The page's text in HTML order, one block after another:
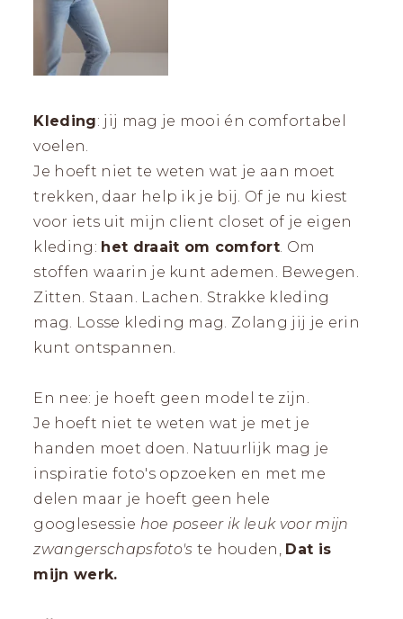
Kleding: jij mag je mooi én comfortabel
voelen.
Je hoeft niet te weten wat je aan moet
trekken, daar help ik je bij. Of je nu kiest
voor iets uit mijn client closet of je eigen
kleding: het draait om comfort. Om
stoffen waarin je kunt ademen. Bewegen.
Zitten. Staan. Lachen. Strakke kleding
mag. Losse kleding mag. Zolang jij je erin
kunt ontspannen.
En nee: je hoeft geen model te zijn.
Je hoeft niet te weten wat je met je
handen moet doen. Natuurlijk mag je
inspiratie foto's opzoeken en met me
delen maar je hoeft geen hele
googlesessie hoe poseer ik leuk voor mijn
zwangerschapsfoto's te houden, Dat is
mijn werk.